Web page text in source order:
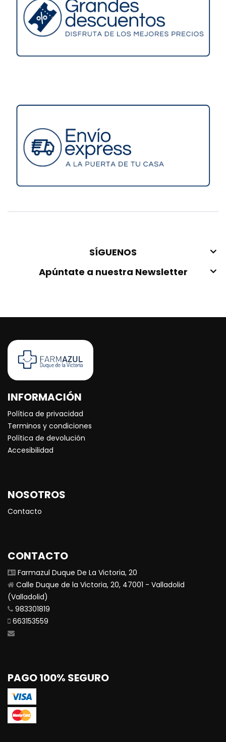
SÍGUENOS
Apúntate a nuestra Newsletter
INFORMACIÓN
Política de privacidad
Terminos y condiciones
Política de devolución
Accesibilidad
NOSOTROS
Contacto
CONTACTO
Farmazul Duque De La Victoria, 20
Calle Duque de la Victoria, 20, 47001 - Valladolid
(Valladolid)
983301819
663153559
PAGO 100% SEGURO